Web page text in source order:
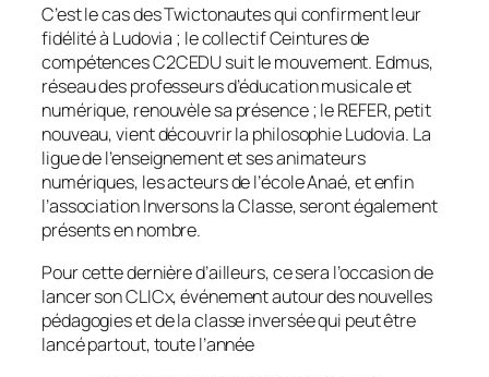
C’est le cas des Twictonautes qui confirment leur
fidélité à Ludovia ; le collectif Ceintures de
compétences C2CEDU suit le mouvement. Edmus,
réseau des professeurs d’éducation musicale et
numérique, renouvèle sa présence ; le REFER, petit
nouveau, vient découvrir la philosophie Ludovia. La
ligue de l’enseignement et ses animateurs
numériques, les acteurs de l’école Anaé, et enfin
l’association Inversons la Classe, seront également
présents en nombre.
Pour cette dernière d’ailleurs, ce sera l’occasion de
lancer son CLICx, événement autour des nouvelles
pédagogies et de la classe inversée qui peut être
lancé partout, toute l’année